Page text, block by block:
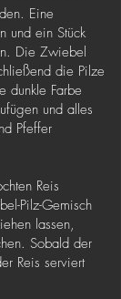
Eine
und ein Stück
Die Zwiebel
die Pilze
dunkle Farbe
und alles
Pfeffer
Reis
Pilz-Gemisch
lassen,
Sobald der
Reis serviert